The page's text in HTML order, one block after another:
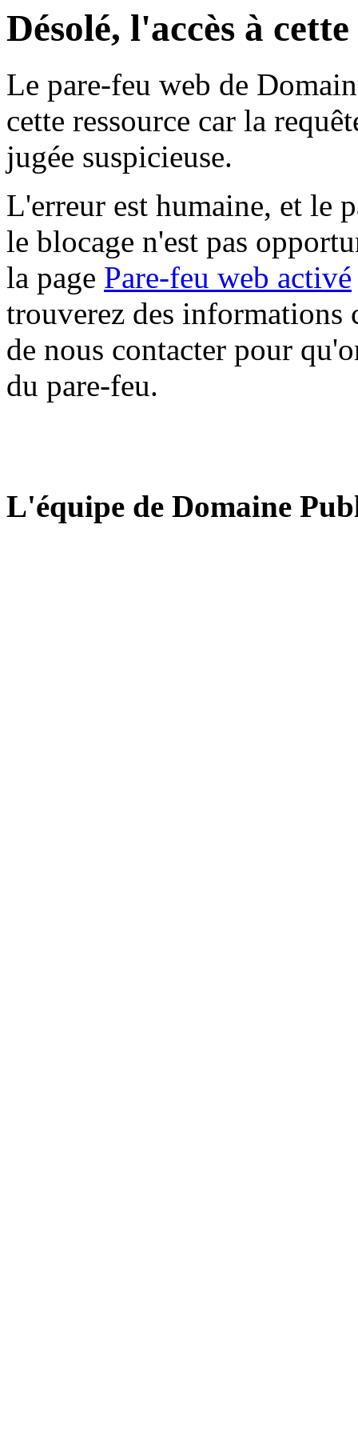
Désolé, l'accès à
Le pare-feu web de
cette ressource car la
jugée suspicieuse.
L'erreur est humaine, et le
le blocage n'est pas
la page Pare-feu web activé
trouverez des informations
de nous contacter pour
du pare-feu.
L'équipe de Domaine